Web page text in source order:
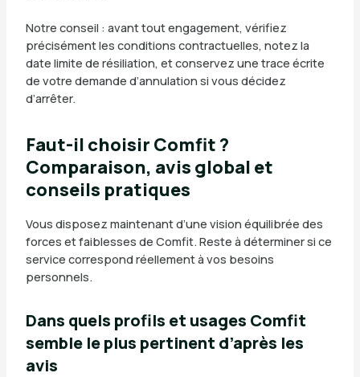
Notre conseil : avant tout engagement, vérifiez
précisément les conditions contractuelles, notez la
date limite de résiliation, et conservez une trace écrite
de votre demande d’annulation si vous décidez
d’arrêter.
Faut-il choisir Comfit ?
Comparaison, avis global et
conseils pratiques
Vous disposez maintenant d’une vision équilibrée des
forces et faiblesses de Comfit. Reste à déterminer si ce
service correspond réellement à vos besoins
personnels.
Dans quels profils et usages Comfit
semble le plus pertinent d’après les
avis